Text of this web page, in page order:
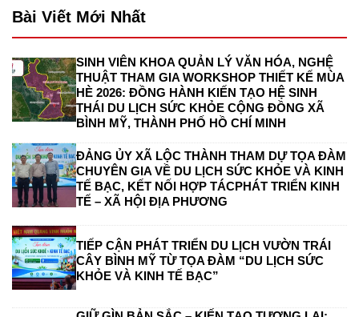
Bài Viết Mới Nhất
SINH VIÊN KHOA QUẢN LÝ VĂN HÓA, NGHỆ
THUẬT THAM GIA WORKSHOP THIẾT KẾ MÙA
HÈ 2026: ĐỒNG HÀNH KIẾN TẠO HỆ SINH
THÁI DU LỊCH SỨC KHỎE CỘNG ĐỒNG XÃ
BÌNH MỸ, THÀNH PHỐ HỒ CHÍ MINH
ĐẢNG ỦY XÃ LỘC THÀNH THAM DỰ TỌA ĐÀM
CHUYÊN GIA VỀ DU LỊCH SỨC KHỎE VÀ KINH
TẾ BẠC, KẾT NỐI HỢP TÁCPHÁT TRIỂN KINH
TẾ – XÃ HỘI ĐỊA PHƯƠNG
TIẾP CẬN PHÁT TRIỂN DU LỊCH VƯỜN TRÁI
CÂY BÌNH MỸ TỪ TỌA ĐÀM “DU LỊCH SỨC
KHỎE VÀ KINH TẾ BẠC”